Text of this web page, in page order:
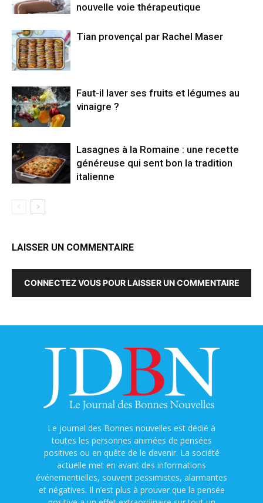
nouvelle voie thérapeutique
Tian provençal par Rachel Maser
Faut-il laver ses fruits et légumes au
vinaigre ?
Lasagnes à la Romaine : une recette
généreuse qui sent bon la tradition
italienne
LAISSER UN COMMENTAIRE
CONNECTEZ VOUS POUR LAISSER UN COMMENTAIRE
Le journal des Bonnes nouvelles est dédié à
toutes les personnes animées de pensées
positives ou en quête de le devenir. La société
actuelle met en avant des informations
événementielles, souvent pessimistes, alarmantes
et négatives. Il n’est plus à prouver que la pensée